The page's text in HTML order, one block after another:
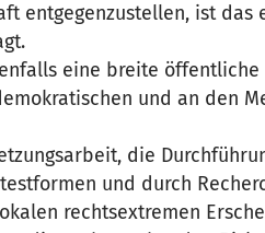
entgegenzustellen, ist das
eine breite
und an den
die
und durch
rechtsextremen